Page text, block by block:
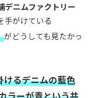
デニムファクトリー
手がけている
がどうしても見たかっ
けるデニムの藍色